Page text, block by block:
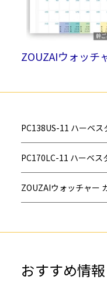
ZOUZAIウォッチ
PC138US-11 ハーベ
PC170LC-11 ハーベス
ZOUZAIウォッチャー
おすすめ情報